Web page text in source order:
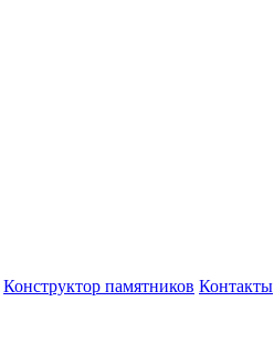
Конструктор памятников Контакты